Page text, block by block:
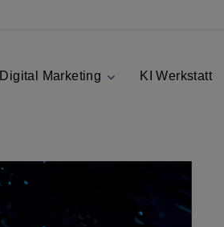
Digital Marketing KI Werkstatt